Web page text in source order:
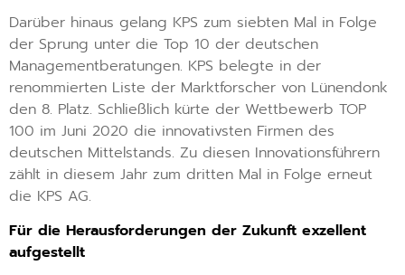
Darüber hinaus gelang KPS zum siebten Mal in Folge
der Sprung unter die Top 10 der deutschen
Managementberatungen. KPS belegte in der
renommierten Liste der Marktforscher von Lünendonk
den 8. Platz. Schließlich kürte der Wettbewerb TOP
100 im Juni 2020 die innovativsten Firmen des
deutschen Mittelstands. Zu diesen Innovationsführern
zählt in diesem Jahr zum dritten Mal in Folge erneut
die KPS AG.
Für die Herausforderungen der Zukunft exzellent
aufgestellt